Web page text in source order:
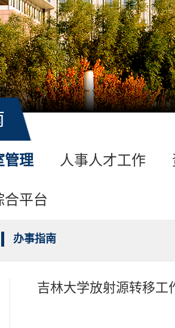
管理
办事指南
人事人才工作
合平台
吉林大学放射源转移工